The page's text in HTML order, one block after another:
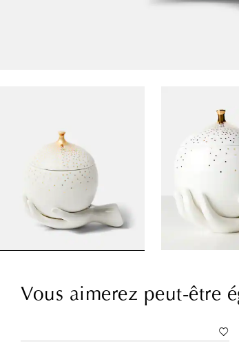
Vous aimerez peut-être